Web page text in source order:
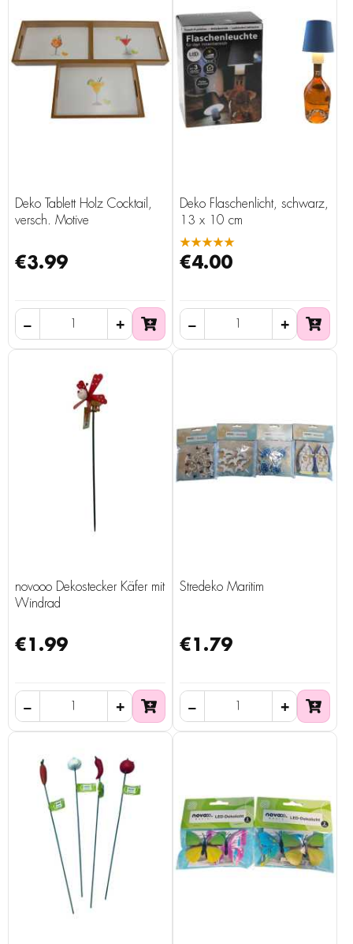
Deko Tablett Holz Cocktail,
versch. Motive
€3.99
Deko Flaschenlicht, schwarz,
13 x 10 cm
★★★★★
€4.00
novooo Dekostecker Käfer mit
Windrad
€1.99
Stredeko Maritim
€1.79